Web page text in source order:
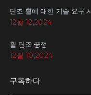
단조 휠에 대한 기술 요구
12월 12,2024
휠 단조 공정
12월 10,2024
구독하다